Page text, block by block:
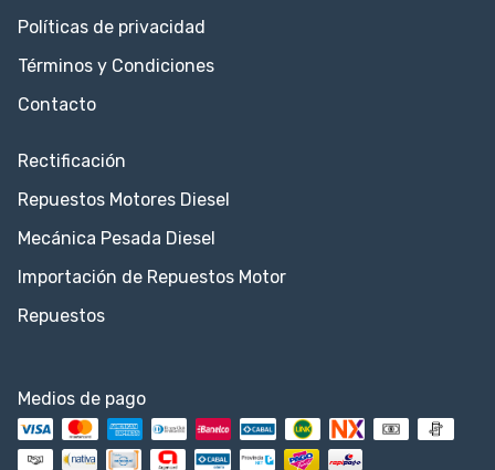
Políticas de privacidad
Términos y Condiciones
Contacto
Rectificación
Repuestos Motores Diesel
Mecánica Pesada Diesel
Importación de Repuestos Motor
Repuestos
Medios de pago